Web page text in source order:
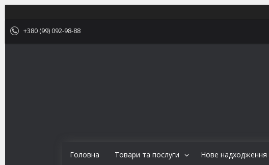
+380 (99) 092-98-88
Головна Товари та послуги Нове надходження